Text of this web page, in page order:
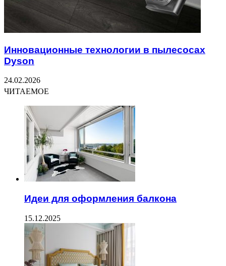
Инновационные технологии в пылесосах
Dyson
24.02.2026
ЧИТАЕМОЕ
Идеи для оформления балкона
15.12.2025